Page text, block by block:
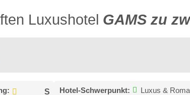
Luxushotel GAMS zu
Hotel-Schwerpunkt: Luxus &